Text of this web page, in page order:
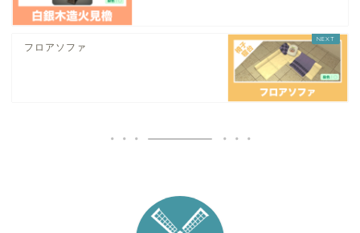
フロアソファ